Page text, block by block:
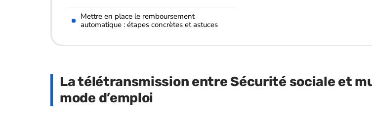
Mettre en place le remboursement
automatique : étapes concrètes et astuces
La télétransmission entre Sécurité sociale et
mode d’emploi